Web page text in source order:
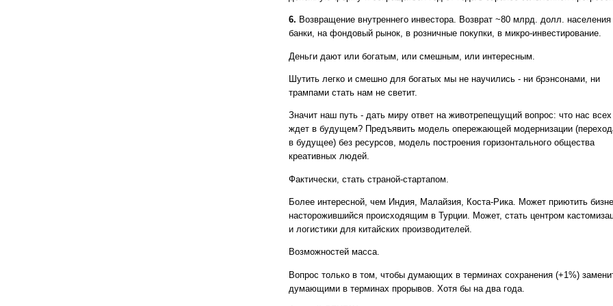
6. Возвращение внутреннего инвестора. Возврат ~80 млрд. долл. населения
банки, на фондовый рынок, в розничные покупки, в микро-инвестирование.
Деньги дают или богатым, или смешным, или интересным.
Шутить легко и смешно для богатых мы не научились - ни брэнсонами, ни
трампами стать нам не светит.
Значит наш путь - дать миру ответ на животрепещущий вопрос: что нас всех
ждет в будущем? Предъявить модель опережающей модернизации
в будущее) без ресурсов, модель построения горизонтального общества
креативных людей.
Фактически, стать страной-стартапом.
Более интересной, чем Индия, Малайзия, Коста-Рика. Может приютить
насторожившийся происходящим в Турции. Может, стать центром
и логистики для китайских производителей.
Возможностей масса.
Вопрос только в том, чтобы думающих в терминах сохранения (+1%)
думающими в терминах прорывов. Хотя бы на два года.